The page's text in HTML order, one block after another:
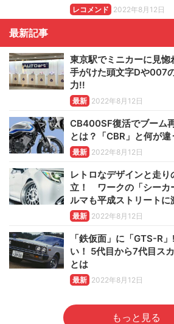
レコメンド 2022年8月12日
最新記事
東京駅でミニカーに見
手がけた頭文字Dや007
力!!
最新 2022年8月12日
CB400SF復活でブーム
とは？「CBR」と何が違
最新 2022年8月12日
レトロなデザインと走
立！ ワークの「シーカ
ルマも平成ストリートに
最新 2022年8月12日
「鉄仮面」に「GTS-R
い！ 5代目から7代目ス
とは
最新 2022年8月12日
もっと見る